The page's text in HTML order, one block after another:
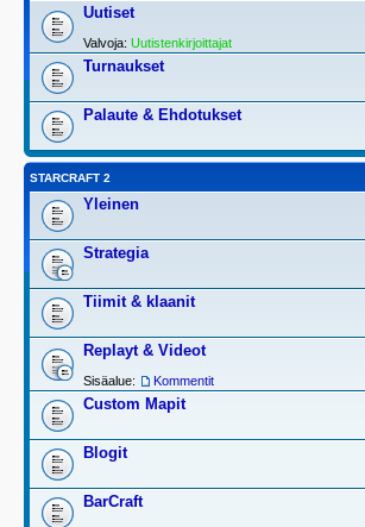
Uutiset
Valvoja: Uutistenkirjoittajat
Turnaukset
Palaute & Ehdotukset
STARCRAFT 2
Yleinen
Strategia
Tiimit & klaanit
Replayt & Videot
Sisäalue: Kommentit
Custom Mapit
Blogit
BarCraft